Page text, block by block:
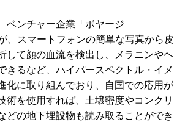
ベンチャー企業「ボヤージ
、スマートフォンの簡単な写真から皮
して顔の血流を検出し、メラニンやヘ
きるなど、ハイパースペクトル・イメ
化に取り組んでおり、自国での応用が
術を使用すれば、土壌密度やコンクリ
どの地下埋設物も読み取ることができ